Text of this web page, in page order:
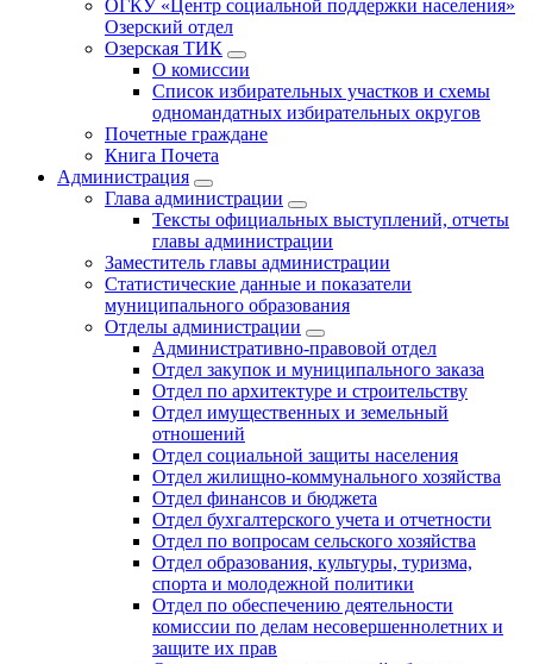
ОГКУ «Центр социальной поддержки населения»
Озерский отдел
Озерская ТИК
О комиссии
Список избирательных участков и схемы
одномандатных избирательных округов
Почетные граждане
Книга Почета
Администрация
Глава администрации
Тексты официальных выступлений, отчеты
главы администрации
Заместитель главы администрации
Статистические данные и показатели
муниципального образования
Отделы администрации
Административно-правовой отдел
Отдел закупок и муниципального заказа
Отдел по архитектуре и строительству
Отдел имущественных и земельный
отношений
Отдел социальной защиты населения
Отдел жилищно-коммунального хозяйства
Отдел финансов и бюджета
Отдел бухгалтерского учета и отчетности
Отдел по вопросам сельского хозяйства
Отдел образования, культуры, туризма,
спорта и молодежной политики
Отдел по обеспечению деятельности
комиссии по делам несовершеннолетних и
защите их прав